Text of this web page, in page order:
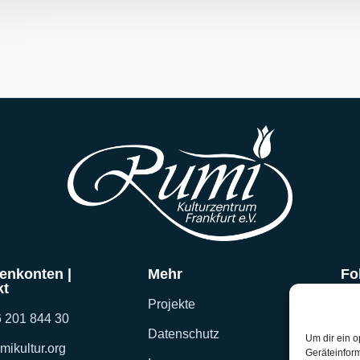
Um dir ein
|
201 844 30
Mehr
Projekte
Datenschutz